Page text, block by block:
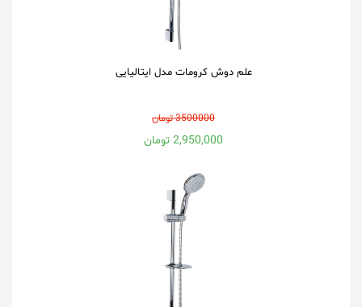
علم دوش کرومات مدل ایتالیایی
3500000 تومان
2,950,000 تومان